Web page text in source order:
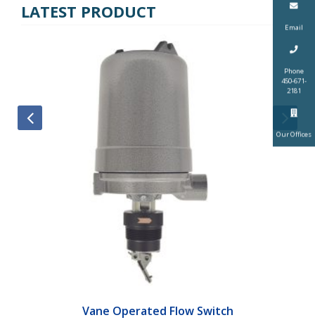
Email
Phone
450-671-
2181
Our Offices
LATEST PRODUCT
Vane Operated Flow Switch